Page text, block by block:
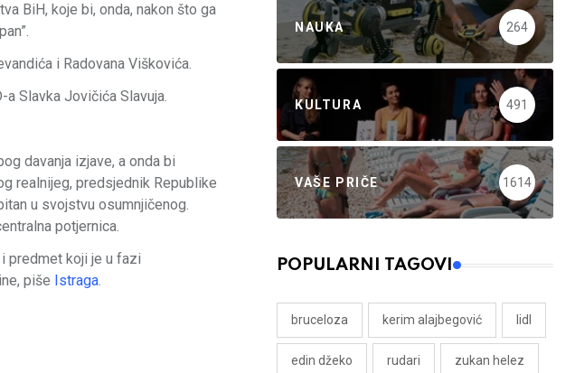
BiH, koje bi, onda, nakon što ga
i Radovana Viškovića.
Slavka Jovičića Slavuja.
davanja izjave, a onda bi
realnijeg, predsjednik Republike
u svojstvu osumnjičenog.
potjernica.
predmet koji je u fazi
piše Istraga.
NAUKA 264
KULTURA 491
VAŠE PRIČE 1614
POPULARNI TAGOVI
bruceloza kerim alajbegović lidl
edin džeko rudari zukan helez